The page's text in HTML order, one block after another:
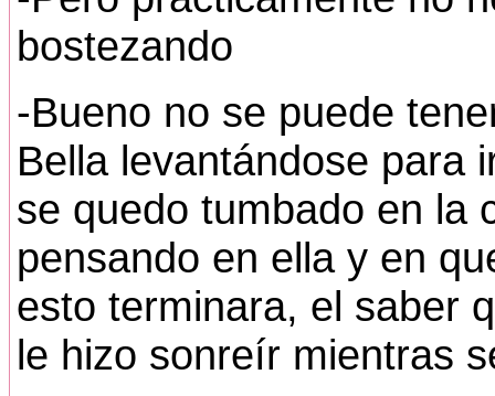
bostezando
-Bueno no se puede
Bella levantándose para
se quedo tumbado en la
pensando en ella y en
esto terminara, el saber
le hizo sonreír mientras